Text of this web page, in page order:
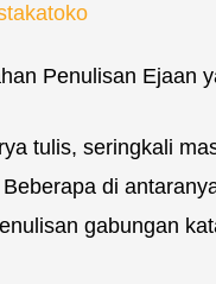
tulis, seringkali
di
gabungan